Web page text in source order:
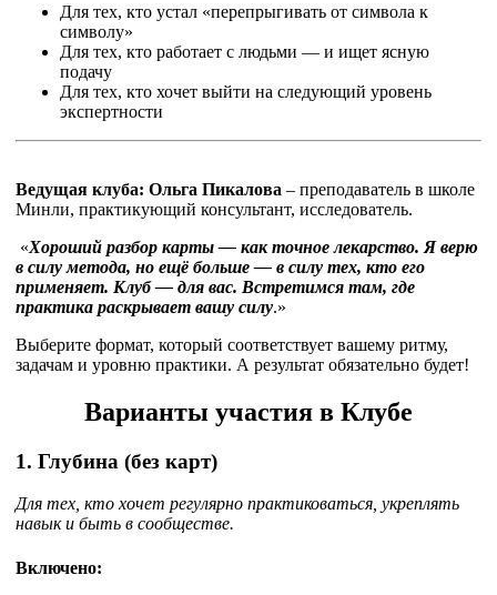
Для тех, кто устал «перепрыгивать от символа к
символу»
Для тех, кто работает с людьми — и ищет ясную
подачу
Для тех, кто хочет выйти на следующий уровень
экспертности
Ведущая клуба: Ольга Пикалова – преподаватель в школе
Минли, практикующий консультант, исследователь.
«Хороший разбор карты — как точное лекарство. Я верю
в силу метода, но ещё больше — в силу тех, кто его
применяет. Клуб — для вас. Встретимся там, где
практика раскрывает вашу силу.»
Выберите формат, который соответствует вашему ритму,
задачам и уровню практики. А результат обязательно будет!
Варианты участия в Клубе
1. Глубина (без карт)
Для тех, кто хочет регулярно практиковаться, укреплять
навык и быть в сообществе.
Включено: